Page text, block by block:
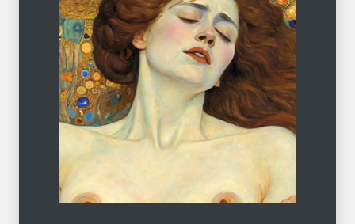
С теплотой
ЛЕТО 03.08.2026
Марципан (из Агнии Барто)
ЛЕТО 31.07.2026